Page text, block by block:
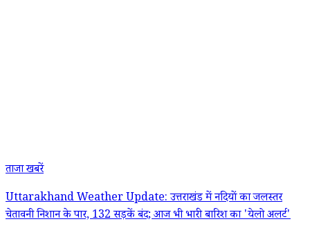
ताजा खबरें
Uttarakhand Weather Update: उत्तराखंड में नदियों का जलस्तर
चेतावनी निशान के पार, 132 सड़कें बंद; आज भी भारी बारिश का 'येलो अलर्ट'